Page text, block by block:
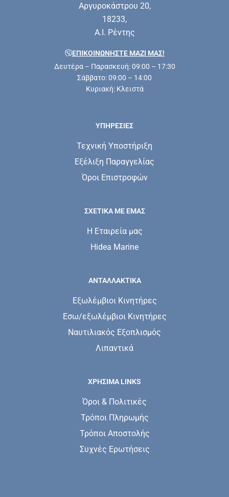
Αργυροκάστρου 20,
18233,
Α.Ι. Ρέντης
ΕΠΙΚΟΙΝΩΝΗΣΤΕ ΜΑΖΊ ΜΑΣ!
Δευτέρα – Παρασκευή: 09:00 – 17:30
Σάββατο: 09:00 – 14:00
Κυριακή: Κλειστά
ΥΠΗΡΕΣΊΕΣ
Τεχνική Υποστήριξη
Εξέλιξη Παραγγελίας
Όροι Επιστροφών
ΣΧΕΤΙΚΆ ΜΕ ΕΜΆΣ
Η Εταιρεία μας
Hidea Marine
ΑΝΤΑΛΛΑΚΤΙΚΑ
Εξωλέμβιοι Κινητήρες
Εσω/εξωλέμβιοι Κινητήρες
Ναυτιλιακός Εξοπλισμός
Λιπαντικά
ΧΡΗΣΙΜΑ LINKS
Όροι & Πολιτικές
Τρόποι Πληρωμής
Τρόποι Αποστολής
Συχνές Ερωτήσεις